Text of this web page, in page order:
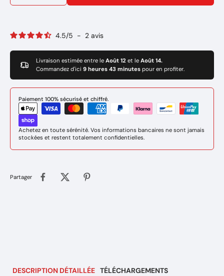
4.5/5 - 2 avis
Livraison estimée entre le Août 12 et le Août 14.
Commandez d'ici 9 heures 43 minutes pour en profiter.
Paiement 100% sécurisé et chiffré.
Achetez en toute sérénité. Vos informations bancaires ne sont jamais
stockées et restent totalement confidentielles.
Partager
DESCRIPTION DÉTAILLÉE TÉLÉCHARGEMENTS